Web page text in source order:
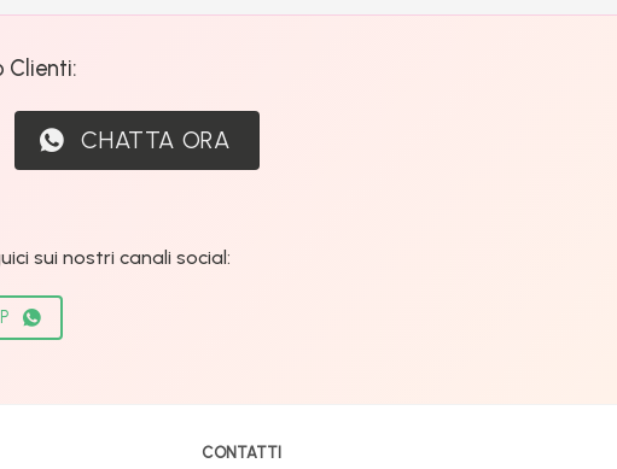
Clienti:
CHATTA ORA
sui nostri canali social:
CONTATTI